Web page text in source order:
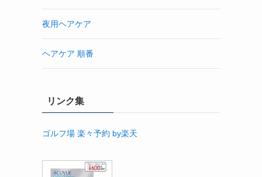
夜用ヘアケア
ヘアケア 順番
リンク集
ゴルフ場 楽々予約 by楽天